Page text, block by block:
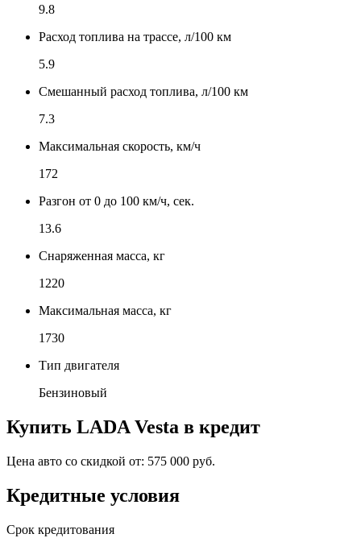
9.8
Расход топлива на трассе, л/100 км
5.9
Смешанный расход топлива, л/100 км
7.3
Максимальная скорость, км/ч
172
Разгон от 0 до 100 км/ч, сек.
13.6
Снаряженная масса, кг
1220
Максимальная масса, кг
1730
Тип двигателя
Бензиновый
Купить LADA Vesta в кредит
Цена авто со скидкой от: 575 000 руб.
Кредитные условия
Срок кредитования